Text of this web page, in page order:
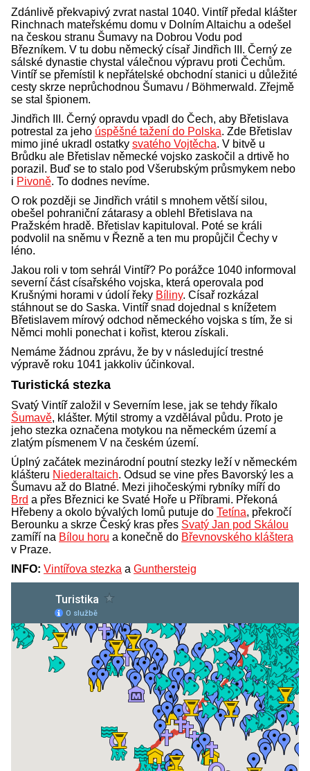
Zdánlivě překvapivý zvrat nastal 1040. Vintíř předal klášter
Rinchnach mateřskému domu v Dolním Altaichu a odešel
na českou stranu Šumavy na Dobrou Vodu pod
Březníkem. V tu dobu německý císař Jindřich III. Černý ze
sálské dynastie chystal válečnou výpravu proti Čechům.
Vintíř se přemístil k nepřátelské obchodní stanici u důležité
cesty skrze neprůchodnou Šumavu / Böhmerwald. Zřejmě
se stal špionem.
Jindřich III. Černý opravdu vpadl do Čech, aby Břetislava
potrestal za jeho úspěšné tažení do Polska. Zde Břetislav
mimo jiné ukradl ostatky svatého Vojtěcha. V bitvě u
Brůdku ale Břetislav německé vojsko zaskočil a drtivě ho
porazil. Buď se to stalo pod Všerubským průsmykem nebo
i Pivoně. To dodnes nevíme.
O rok později se Jindřich vrátil s mnohem větší silou,
obešel pohraniční zátarasy a oblehl Břetislava na
Pražském hradě. Břetislav kapituloval. Poté se králi
podvolil na sněmu v Řezně a ten mu propůjčil Čechy v
léno.
Jakou roli v tom sehrál Vintíř? Po porážce 1040 informoval
severní část císařského vojska, která operovala pod
Krušnými horami v údolí řeky Bíliny. Císař rozkázal
stáhnout se do Saska. Vintíř snad dojednal s knížetem
Břetislavem mírový odchod německého vojska s tím, že si
Němci mohli ponechat i kořist, kterou získali.
Nemáme žádnou zprávu, že by v následující trestné
výpravě roku 1041 jakkoliv účinkoval.
Turistická stezka
Svatý Vintíř založil v Severním lese, jak se tehdy říkalo
Šumavě, klášter. Mýtil stromy a vzdělával půdu. Proto je
jeho stezka označena motykou na německém území a
zlatým písmenem V na českém území.
Úplný začátek mezinárodní poutní stezky leží v německém
klášteru Niederaltaich. Odsud se vine přes Bavorský les a
Šumavu až do Blatné. Mezi jihočeskými rybníky míří do
Brd a přes Březnici ke Svaté Hoře u Příbrami. Překoná
Hřebeny a okolo bývalých lomů putuje do Tetína, překročí
Berounku a skrze Český kras přes Svatý Jan pod Skálou
zamíří na Bílou horu a konečně do Břevnovského kláštera
v Praze.
INFO: Vintířova stezka a Gunthersteig